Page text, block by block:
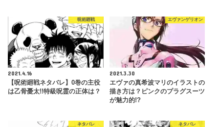
呪術廻戦
2021.4.16
【呪術廻戦ネタバレ】0巻の主役
は乙骨憂太!!特級呪霊の正体は？
エヴァンゲリオン
2021.3.30
エヴァの真希波マリのイラストの
描き方は？ピンクのプラグスーツ
が魅力的!?
ネタバレ ネタバレ